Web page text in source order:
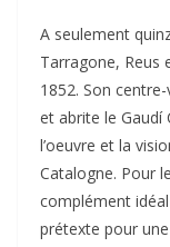
A seulement
Tarragone, Reus
1852. Son
et abrite le Gaudí
l’oeuvre et la
Catalogne. Pour
complément
prétexte pour